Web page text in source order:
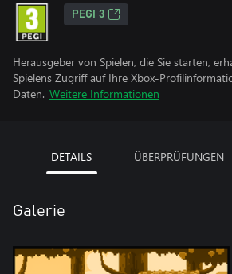
PEGI 3
Herausgeber von Spielen, die Sie starten,
Spielens Zugriff auf Ihre Xbox-
Daten. Weitere Informationen
DETAILS ÜBERPRÜFUNGEN
Galerie